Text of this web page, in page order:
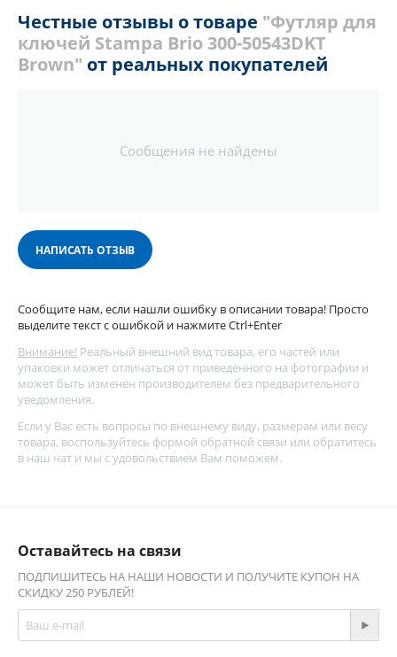
Честные отзывы о товаре "Футляр для
ключей Stampa Brio 300-50543DKT
Brown" от реальных покупателей
Сообщения не найдены
НАПИСАТЬ ОТЗЫВ
Сообщите нам, если нашли ошибку в описании товара! Просто
выделите текст с ошибкой и нажмите Ctrl+Enter
Внимание! Реальный внешний вид товара, его частей или
упаковки может отличаться от приведенного на фотографии и
может быть изменён производителем без предварительного
уведомления.
Если у Вас есть вопросы по внешнему виду, размерам или весу
товара, воспользуйтесь формой обратной связи или обратитесь
в наш чат и мы с удовольствием Вам поможем.
Оставайтесь на связи
ПОДПИШИТЕСЬ НА НАШИ НОВОСТИ И ПОЛУЧИТЕ КУПОН НА
СКИДКУ 250 РУБЛЕЙ!